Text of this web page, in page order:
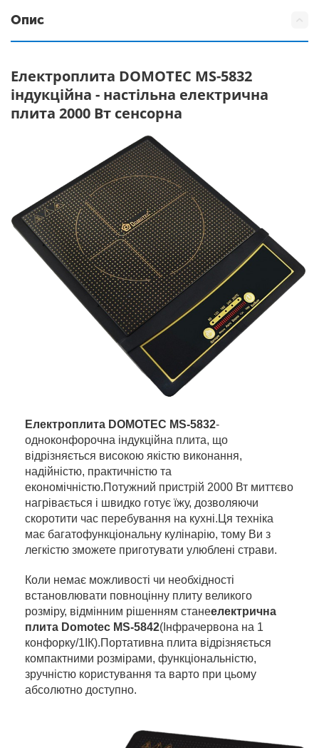
Опис
Електроплита DOMOTEC MS-5832
індукційна - настільна електрична
плита 2000 Вт сенсорна
Електроплита DOMOTEC MS-5832-
одноконфорочна індукційна плита, що
відрізняється високою якістю виконання,
надійністю, практичністю та
економічністю.Потужний пристрій 2000 Вт миттєво
нагрівається і швидко готує їжу, дозволяючи
скоротити час перебування на кухні.Ця техніка
має багатофункціональну кулінарію, тому Ви з
легкістю зможете приготувати улюблені страви.
Коли немає можливості чи необхідності
встановлювати повноцінну плиту великого
розміру, відмінним рішенням станеелектрична
плита Domotec MS-5842(Інфрачервона на 1
конфорку/1ІК).Портативна плита відрізняється
компактними розмірами, функціональністю,
зручністю користування та варто при цьому
абсолютно доступно.